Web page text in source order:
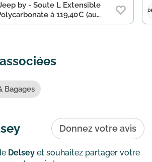
by - Soute L Extensible
à 119,40€ (au
299€)
Bagages
Donnez votre avis
Delsey et souhaitez partager votre